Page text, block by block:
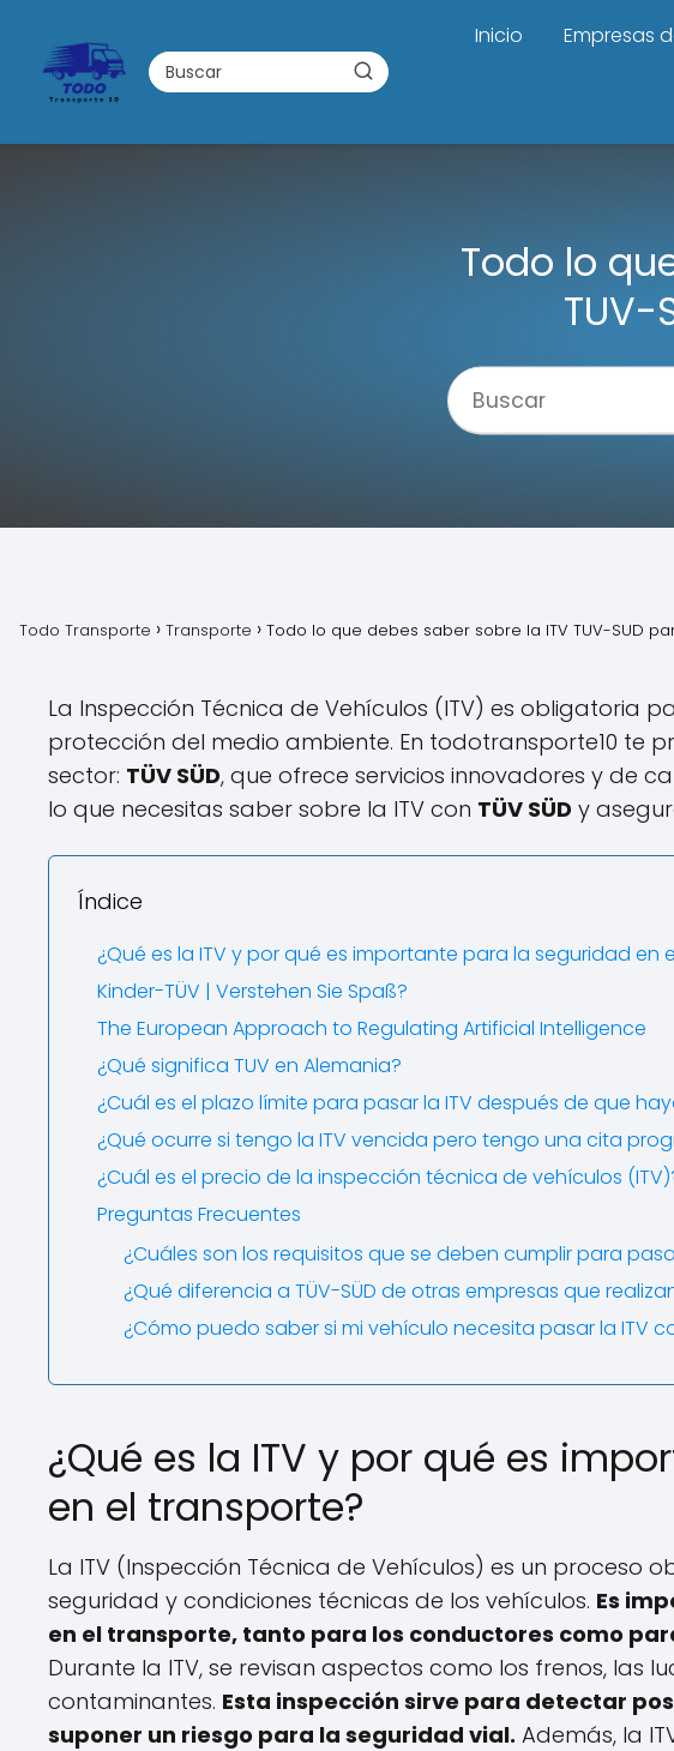
Inicio Empresas
Todo lo
TUV-
Todo Transporte Transporte Todo lo que debes saber sobre la ITV TUV-SUD
La Inspección Técnica de Vehículos (ITV) es obligatoria
protección del medio ambiente. En todotransporte10 te
sector: TÜV SÜD, que ofrece servicios innovadores y de
lo que necesitas saber sobre la ITV con TÜV SÜD y
Índice
¿Qué es la ITV y por qué es importante para la seguridad en
Kinder-TÜV | Verstehen Sie Spaß?
The European Approach to Regulating Artificial Intelligence
¿Qué significa TUV en Alemania?
¿Cuál es el plazo límite para pasar la ITV después de que
¿Qué ocurre si tengo la ITV vencida pero tengo una cita
¿Cuál es el precio de la inspección técnica de vehículos
Preguntas Frecuentes
¿Cuáles son los requisitos que se deben cumplir para
¿Qué diferencia a TÜV-SÜD de otras empresas que
¿Cómo puedo saber si mi vehículo necesita pasar la ITV
¿Qué es la ITV y por qué es
en el transporte?
La ITV (Inspección Técnica de Vehículos) es un proceso
seguridad y condiciones técnicas de los vehículos. Es
en el transporte, tanto para los conductores como
Durante la ITV, se revisan aspectos como los frenos, las
contaminantes. Esta inspección sirve para detectar
suponer un riesgo para la seguridad vial. Además, la